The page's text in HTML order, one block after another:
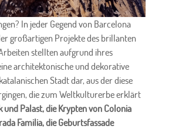
In jeder Gegend von Barcelona
großartigen Projekte des brillanten
stellten aufgrund ihres
architektonische und dekorative
Stadt dar, aus der diese
die zum Weltkulturerbe erklärt
und Palast, die Krypten von Colonia
Familia, die Geburtsfassade